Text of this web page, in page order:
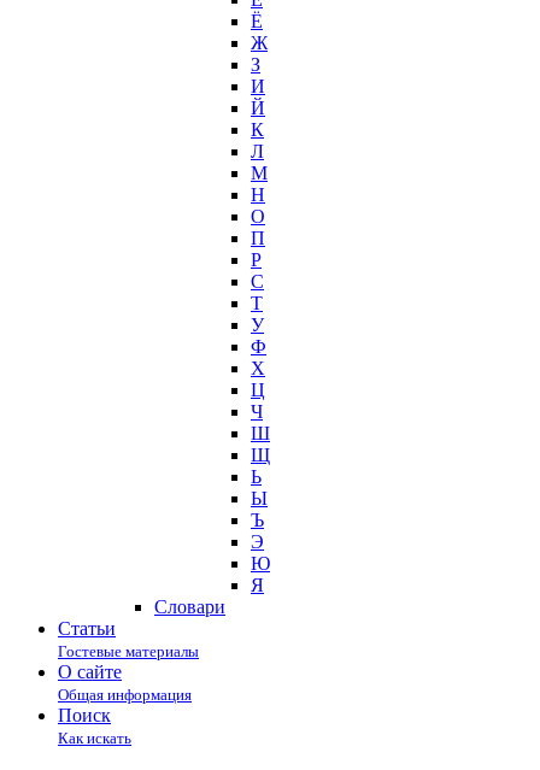
Ё
Ж
З
И
Й
К
Л
М
Н
О
П
Р
С
Т
У
Ф
Х
Ц
Ч
Ш
Щ
Ь
Ы
Ъ
Э
Ю
Я
Cловари
Статьи
Гостевые материалы
О сайте
Общая информация
Поиск
Как искать